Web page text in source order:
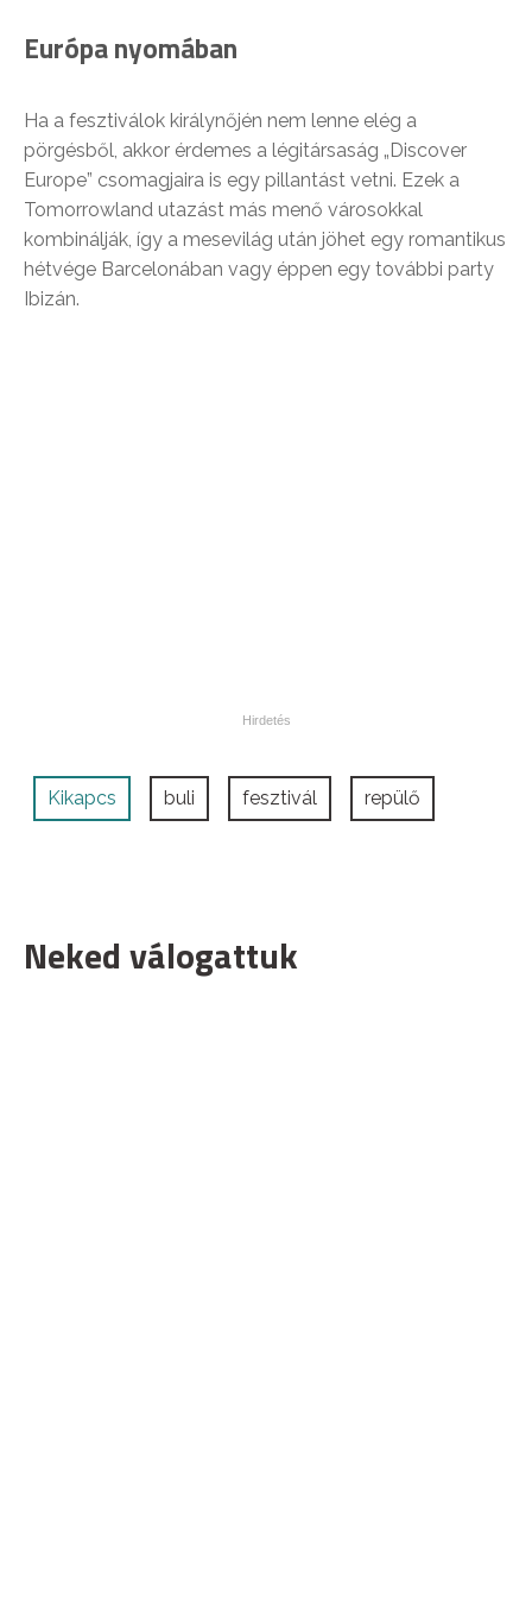
Európa nyomában
Ha a fesztiválok királynőjén nem lenne elég a
pörgésből, akkor érdemes a légitársaság „Discover
Europe” csomagjaira is egy pillantást vetni. Ezek a
Tomorrowland utazást más menő városokkal
kombinálják, így a mesevilág után jöhet egy romantikus
hétvége Barcelonában vagy éppen egy további party
Ibizán.
Kikapcs buli fesztivál repülő
Neked válogattuk